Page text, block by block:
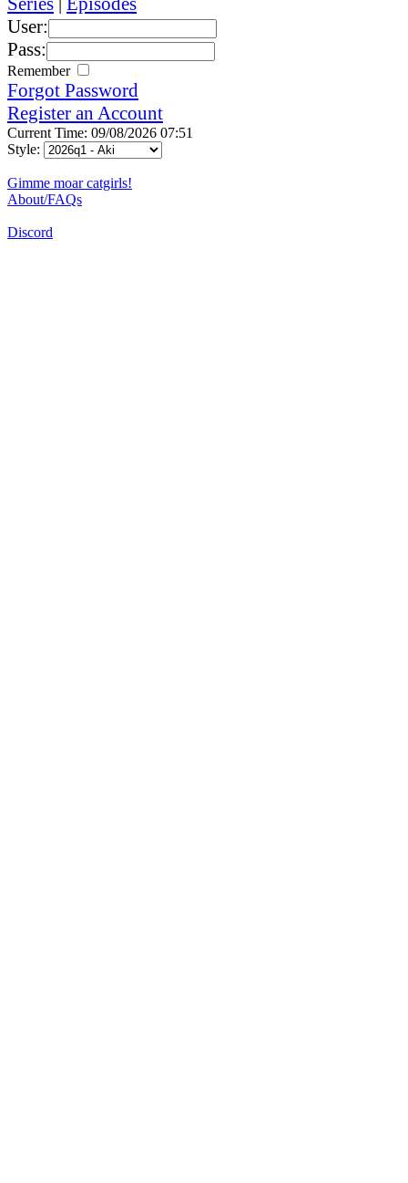
User:
Pass:
Remember
Forgot Password
Register an Account
Current Time: 09/08/2026 07:51
Style:
Gimme moar catgirls!
About/FAQs
Discord